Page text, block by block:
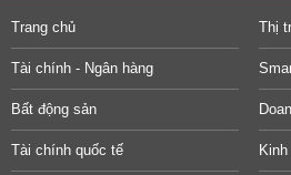
Trang chủ Thị
Tài chính - Ngân hàng
Bất động sản
Tài chính quốc tế